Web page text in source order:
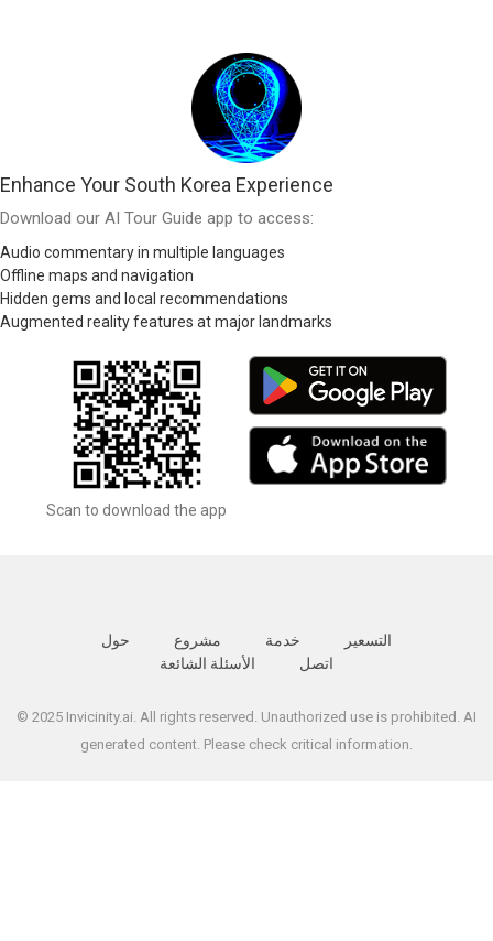
Enhance Your South Korea Experience
Download our AI Tour Guide app to access:
Audio commentary in multiple languages
Offline maps and navigation
Hidden gems and local recommendations
Augmented reality features at major landmarks
Scan to download the app
حول مشروع خدمة
التسعير
الأسئلة الشائعة
اتصل
© 2025 Invicinity.ai. All rights reserved. Unauthorized use is prohibited. AI
generated content. Please check critical information.